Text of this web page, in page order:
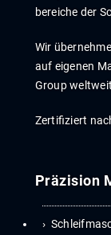
bereiche der
Wir
auf eigenen
Group
Zertifiziert
Präzision